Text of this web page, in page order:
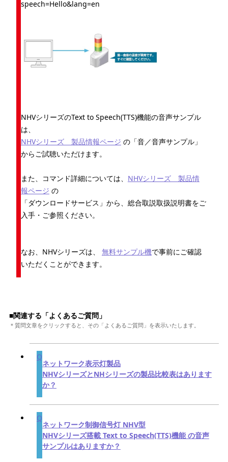
speech=Hello&lang=en
NHVシリーズのText to Speech(TTS)機能の音声サンプル
は、
NHVシリーズ 製品情報ページ の「音／音声サンプル」
からご試聴いただけます。
また、コマンド詳細については、 NHVシリーズ 製品情
報ページ の
「ダウンロードサービス」から、総合取説取扱説明書をご
入手・ご参照ください。
なお、NHVシリーズは、 無料サンプル機で事前にご確認
いただくことができます。
■関連する「よくあるご質問」
＊質問文章をクリックすると、その「よくあるご質問」を表示いたします。
ネットワーク表示灯製品
NHVシリーズとNHシリーズの製品比較表はあります
か？
ネットワーク制御信号灯 NHV型
NHVシリーズ搭載 Text to Speech(TTS)機能 の音声
サンプルはありますか？